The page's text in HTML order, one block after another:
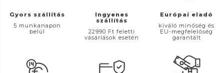
Gyors szállítás
5 munkanapon
belül
Ingyenes
szállítás
22990 Ft feletti
vásárlások esetén
Európai eladó
kiváló minőség és
EU-megfelelőség
garantált